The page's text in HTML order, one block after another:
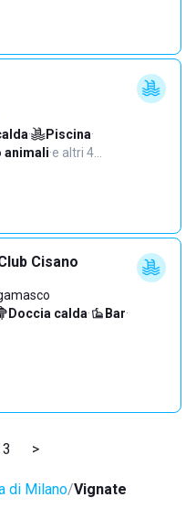
· Piscina·
animali·e altri 4…
Cisano
Doccia calda· Bar·
3 >
di Milano Vignate